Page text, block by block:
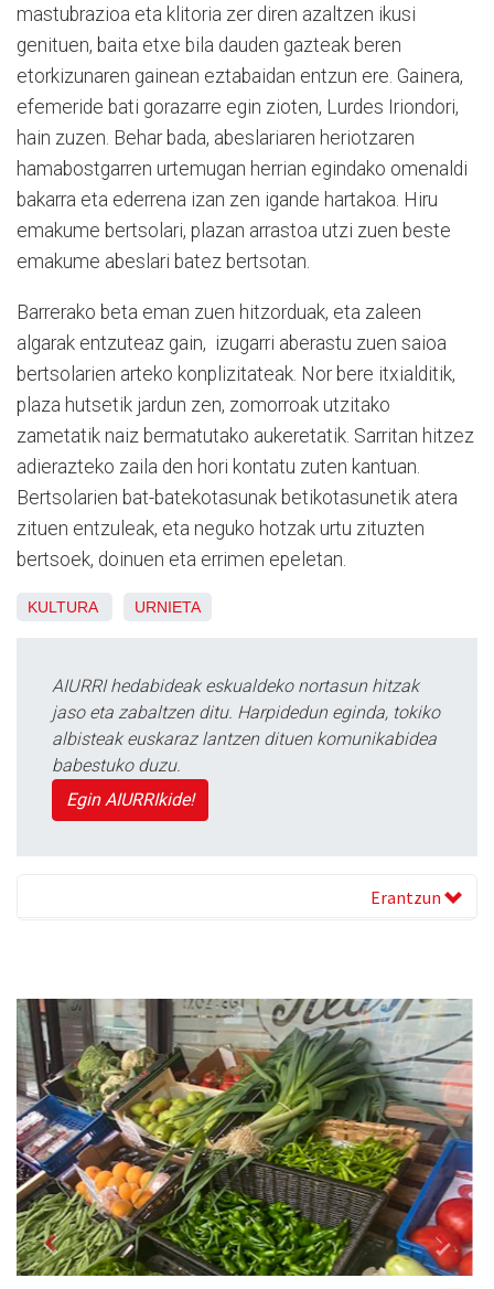
mastubrazioa eta klitoria zer diren azaltzen ikusi
genituen, baita etxe bila dauden gazteak beren
etorkizunaren gainean eztabaidan entzun ere. Gainera,
efemeride bati gorazarre egin zioten, Lurdes Iriondori,
hain zuzen. Behar bada, abeslariaren heriotzaren
hamabostgarren urtemugan herrian egindako omenaldi
bakarra eta ederrena izan zen igande hartakoa. Hiru
emakume bertsolari, plazan arrastoa utzi zuen beste
emakume abeslari batez bertsotan.
Barrerako beta eman zuen hitzorduak, eta zaleen
algarak entzuteaz gain, izugarri aberastu zuen saioa
bertsolarien arteko konplizitateak. Nor bere itxialditik,
plaza hutsetik jardun zen, zomorroak utzitako
zametatik naiz bermatutako aukeretatik. Sarritan hitzez
adierazteko zaila den hori kontatu zuten kantuan.
Bertsolarien bat-batekotasunak betikotasunetik atera
zituen entzuleak, eta neguko hotzak urtu zituzten
bertsoek, doinuen eta errimen epeletan.
KULTURA URNIETA
AIURRI hedabideak eskualdeko nortasun hitzak
jaso eta zabaltzen ditu. Harpidedun eginda, tokiko
albisteak euskaraz lantzen dituen komunikabidea
babestuko duzu.
Egin AIURRIkide!
Erantzun
Previous Next